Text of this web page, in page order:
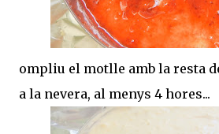
ompliu el motlle amb la resta
a la nevera, al menys 4 hores...